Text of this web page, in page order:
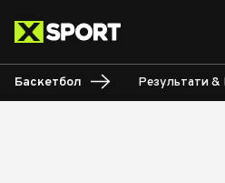
Баскетбол Результати &